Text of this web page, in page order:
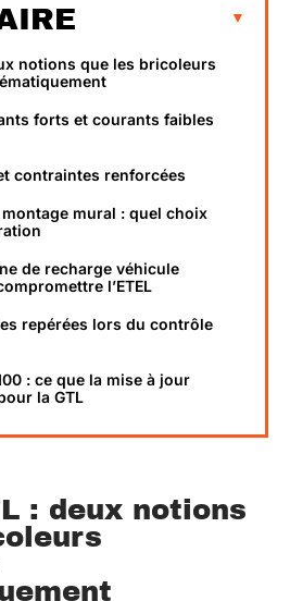
notions que les bricoleurs
forts et courants faibles
contraintes renforcées
mural : quel choix
de recharge véhicule
l’ETEL
repérées lors du contrôle
: ce que la mise à jour
la GTL
: deux notions